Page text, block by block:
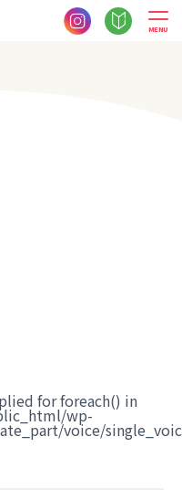
MENU
for foreach() in
wp-
voice/